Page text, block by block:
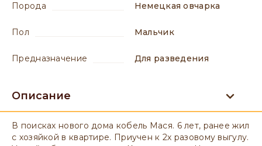
порода Немецкая овчарка
пол мальчик
предназначение для разведения
Описание
В поисках нового дома кобель Мася. 6 лет, ранее жил
с хозяйкой в квартире. Приучен к 2х разовому выгулу.